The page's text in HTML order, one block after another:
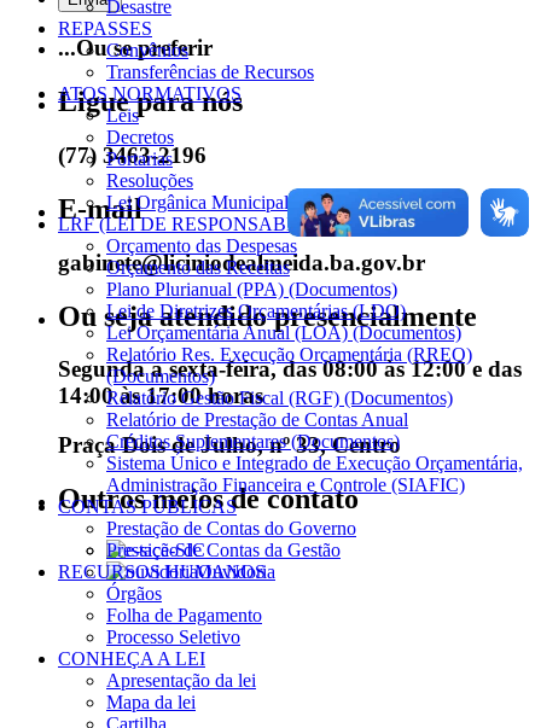
...Ou se preferir
Ligue para nós
(77) 3463-2196
E-mail
gabinete@liciniodealmeida.ba.gov.br
Ou seja atendido presencialmente
Segunda a sexta-feira, das 08:00 às 12:00 e das
14:00 às 17:00 horas
Praça Dois de Julho, nº 33, Centro
Outros meios de contato
e-SIC
Ouvidoria
Desastre
REPASSES
Convênios
Transferências de Recursos
ATOS NORMATIVOS
Leis
Decretos
Portarias
Resoluções
Lei Orgânica Municipal
LRF (LEI DE RESPONSABILIDADE FISCAL)
Orçamento das Despesas
Orçamento das Receitas
Plano Plurianual (PPA) (Documentos)
Lei de Diretrizes Orçamentárias (LDO)
Lei Orçamentária Anual (LOA) (Documentos)
Relatório Res. Execução Orçamentária (RREO)
(Documentos)
Relatório Gestão Fiscal (RGF) (Documentos)
Relatório de Prestação de Contas Anual
Créditos Suplementares (Documentos)
Sistema Único e Integrado de Execução Orçamentária,
Administração Financeira e Controle (SIAFIC)
CONTAS PÚBLICAS
Prestação de Contas do Governo
Prestação de Contas da Gestão
RECURSOS HUMANOS
Órgãos
Folha de Pagamento
Processo Seletivo
CONHEÇA A LEI
Apresentação da lei
Mapa da lei
Cartilha